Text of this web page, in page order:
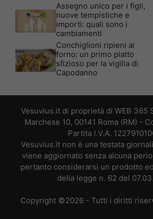
Assegno unico per i figli,
nuove tempistiche e
importi: quali sono i
cambiamenti
Conchiglioni ripieni al
forno: un primo piatto
sfizioso per la vigilia di
Capodanno
Vesuvius.it di proprietà di WEB 365
Marchese 10, 00141 Roma (RM) -
Partita I.V.A.
Vesuvius.it non è una testata
viene aggiornato senza alcuna
pertanto considerarsi un prodotto
della legge n. 62 del
Copyright ©2026 - Tutti i diritti